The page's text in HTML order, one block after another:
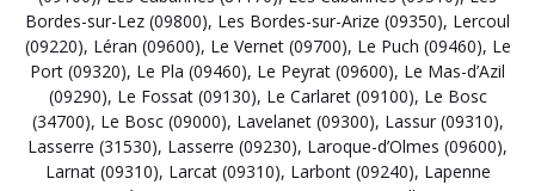
Bordes-sur-Lez (09800), Les Bordes-sur-Arize (09350), Lercoul
(09220), Léran (09600), Le Vernet (09700), Le Puch (09460), Le
Port (09320), Le Pla (09460), Le Peyrat (09600), Le Mas-d’Azil
(09290), Le Fossat (09130), Le Carlaret (09100), Le Bosc
(34700), Le Bosc (09000), Lavelanet (09300), Lassur (09310),
Lasserre (31530), Lasserre (09230), Laroque-d’Olmes (09600),
Larnat (09310), Larcat (09310), Larbont (09240), Lapenne